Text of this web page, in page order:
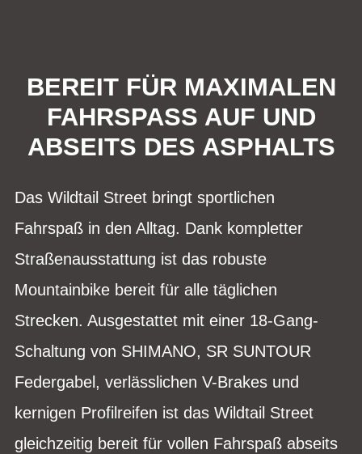
BEREIT FÜR MAXIMALEN
FAHRSPASS AUF UND
ABSEITS DES ASPHALTS
Das Wildtail Street bringt sportlichen
Fahrspaß in den Alltag. Dank kompletter
Straßenausstattung ist das robuste
Mountainbike bereit für alle täglichen
Strecken. Ausgestattet mit einer 18-Gang-
Schaltung von SHIMANO, SR SUNTOUR
Federgabel, verlässlichen V-Brakes und
kernigen Profilreifen ist das Wildtail Street
gleichzeitig bereit für vollen Fahrspaß abseits